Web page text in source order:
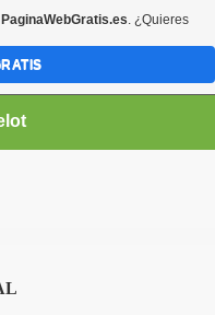
PaginaWebGratis.es. ¿Quieres